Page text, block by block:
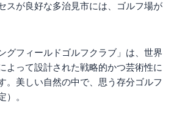
スが良好な多治見市には、ゴルフ場が
グフィールドゴルフクラブ」は、世界
よって設計された戦略的かつ芸術性に
。美しい自然の中で、思う存分ゴルフ
）。